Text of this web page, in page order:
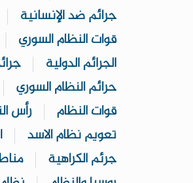
جرائم ضد الإنسانية
قوات النظام السوري
الجرائم الدولية
حرائم النظام السوري
قوات النظام
رأس
تعويم نظام الاسد
جرئم الكراهية